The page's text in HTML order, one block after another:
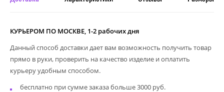
КУРЬЕРОМ ПО МОСКВЕ, 1-2 рабочих дня
Данный способ доставки дает вам возможность получить товар
прямо в руки, проверить на качество изделие и оплатить
курьеру удобным способом.
бесплатно при сумме заказа больше 3000 руб.